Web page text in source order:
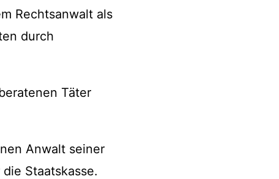
Rechtsanwalt als
durch
Täter
Anwalt seiner
Staatskasse.